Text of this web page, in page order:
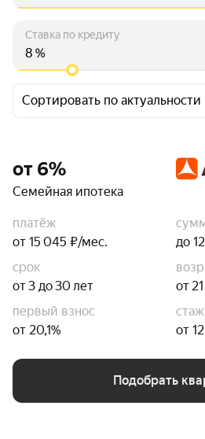
Ставка по кредиту
%
Сортировать по актуальности
от 6%
Семейная ипотека
платёж
от 15 045 ₽/мес.
до
срок
от 3 до 30 лет
от
первый взнос
от 20,1%
стаж
от
Подобрать